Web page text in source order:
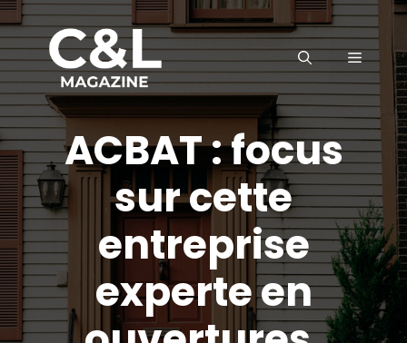
Aller
au
contenu
MENU
ACBAT : focus
sur cette
entreprise
experte en